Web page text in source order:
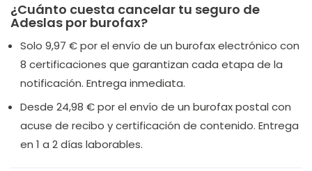
¿Cuánto cuesta cancelar tu seguro de
Adeslas por burofax?
Solo 9,97 € por el envío de un burofax electrónico con
8 certificaciones que garantizan cada etapa de la
notificación. Entrega inmediata.
Desde 24,98 € por el envío de un burofax postal con
acuse de recibo y certificación de contenido. Entrega
en 1 a 2 días laborables.